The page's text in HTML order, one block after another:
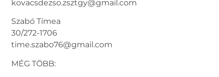
kovacsdezso.zsztgy@gmail.com
Szabó Tímea
30/272-1706
time.szabo76@gmail.com
MÉG TÖBB: